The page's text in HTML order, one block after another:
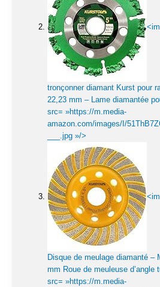
tronçonner diamant Kurst pour
22,23 mm – Lame diamantée
src= »https://m.media-
amazon.com/images/I/
___.jpg »/>
Disque de meulage diamanté –
mm Roue de meuleuse
src= »https://m.media-